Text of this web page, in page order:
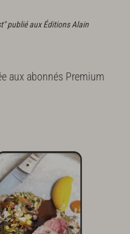
publié aux Éditions Alain
aux abonnés Premium